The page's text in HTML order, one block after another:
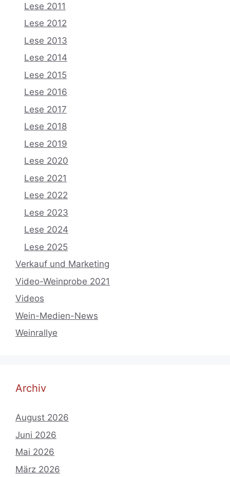
Lese 2011
Lese 2012
Lese 2013
Lese 2014
Lese 2015
Lese 2016
Lese 2017
Lese 2018
Lese 2019
Lese 2020
Lese 2021
Lese 2022
Lese 2023
Lese 2024
Lese 2025
Verkauf und Marketing
Video-Weinprobe 2021
Videos
Wein-Medien-News
Weinrallye
Archiv
August 2026
Juni 2026
Mai 2026
März 2026